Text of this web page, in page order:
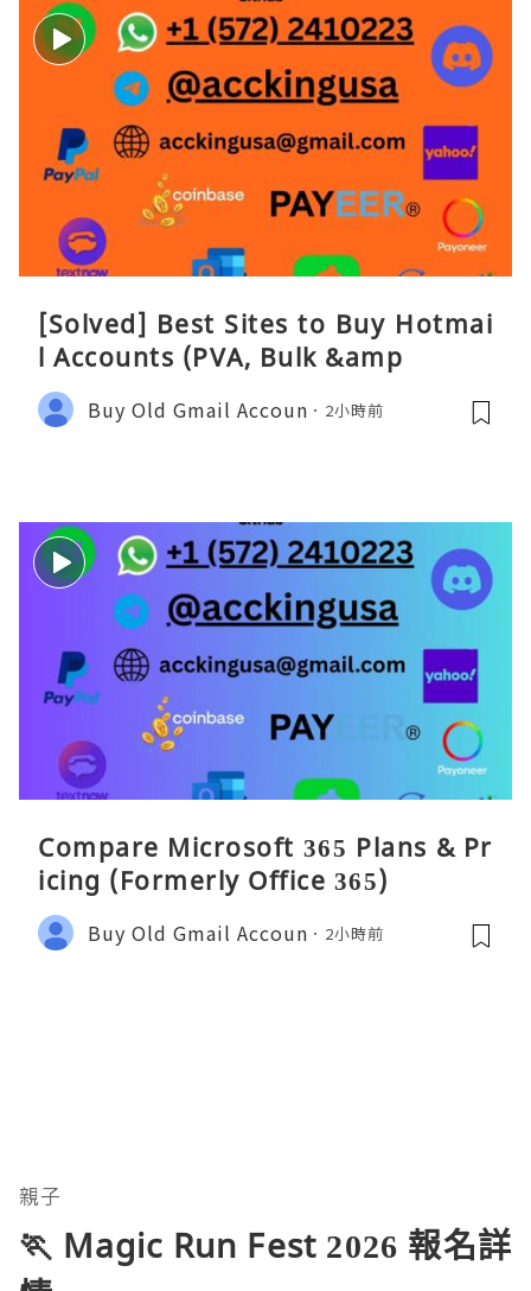
[Solved] Best Sites to Buy Hotmai
l Accounts (PVA, Bulk &amp
Buy Old Gmail Accoun 2小時前
Compare Microsoft 365 Plans & Pr
icing (Formerly Office 365)
Buy Old Gmail Accoun 2小時前
親子
🏃 Magic Run Fest 2026 報名詳